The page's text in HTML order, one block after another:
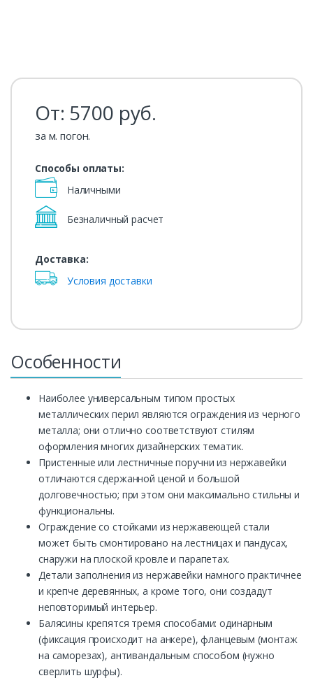
От: 5700 руб.
за м. погон.
Способы оплаты:
Наличными
Безналичный расчет
Доставка:
Условия доставки
Особенности
Наиболее универсальным типом простых
металлических перил являются ограждения из черного
металла; они отлично соответствуют стилям
оформления многих дизайнерских тематик.
Пристенные или лестничные поручни из нержавейки
отличаются сдержанной ценой и большой
долговечностью; при этом они максимально стильны и
функциональны.
Ограждение со стойками из нержавеющей стали
может быть смонтировано на лестницах и пандусах,
снаружи на плоской кровле и парапетах.
Детали заполнения из нержавейки намного практичнее
и крепче деревянных, а кроме того, они создадут
неповторимый интерьер.
Балясины крепятся тремя способами: одинарным
(фиксация происходит на анкере), фланцевым (монтаж
на саморезах), антивандальным способом (нужно
сверлить шурфы).